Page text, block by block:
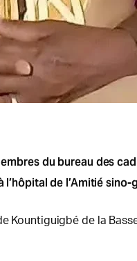
du bureau des
de l’Amitié sino-
Kountiguigbé de la